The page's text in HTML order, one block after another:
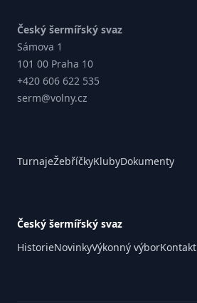
Český šermířský svaz
Sámova 1
101 00 Praha 10
+420 606 622 535
serm@volny.cz
TurnajeŽebříčkyKlubyDokumenty
Český šermířský svaz
HistorieNovinkyVýkonný výborKontakt